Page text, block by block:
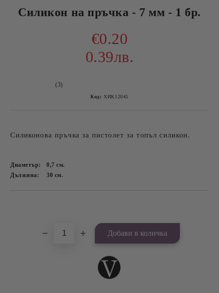
Силикон на пръчка - 7 мм - 1 бр.
€0.20
0.39лв.
(3)
Код: ХИК12045
Силиконова пръчка за пистолет за топъл силикон.
Диаметър: 0,7см.
Дължина:
30 см.